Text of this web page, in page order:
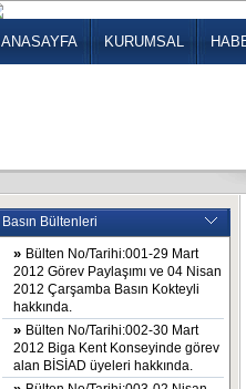
ANASAYFA KURUMSAL
Basın Bültenleri
» Bülten No/Tarihi:001-29 Mart
2012 Görev Paylaşımı ve 04 Nisan
2012 Çarşamba Basın Kokteyli
hakkında.
» Bülten No/Tarihi:002-30 Mart
2012 Biga Kent Konseyinde görev
alan BİSİAD üyeleri hakkında.